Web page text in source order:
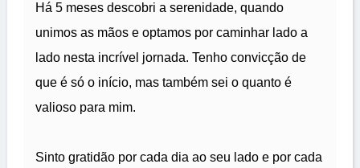
Há 5 meses descobri a serenidade, quando
unimos as mãos e optamos por caminhar lado a
lado nesta incrível jornada. Tenho convicção de
que é só o início, mas também sei o quanto é
valioso para mim.
Sinto gratidão por cada dia ao seu lado e por cada